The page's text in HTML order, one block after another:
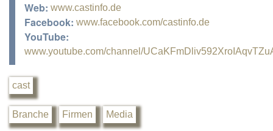
Web: www.castinfo.de
Facebook: www.facebook.com/castinfo.de
YouTube:
www.youtube.com/channel/
cast
Branche Firmen Media